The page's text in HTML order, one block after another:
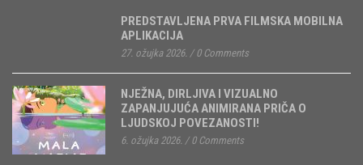
PREDSTAVLJENA PRVA FILMSKA MOBILNA
APLIKACIJA
27. ožujka 2026. / 0 Comments
NJEŽNA, DIRLJIVA I VIZUALNO
ZAPANJUJUĆA ANIMIRANA PRIČA O
LJUDSKOJ POVEZANOSTI!
6. ožujka 2026. / 0 Comments